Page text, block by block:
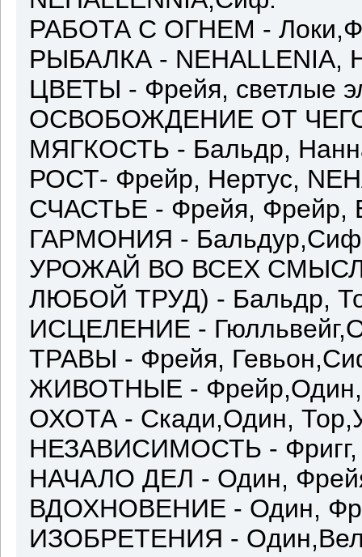
РАБОТА С ОГНЕМ -
РЫБАЛКА - NEHALLENIA,
ЦВЕТЫ - Фрейя, светлые
ОСВОБОЖДЕНИЕ ОТ
МЯГКОСТЬ - Бальдр,
РОСТ- Фрейр, Нертус,
СЧАСТЬЕ - Фрейя, Фрейр,
ГАРМОНИЯ -
УРОЖАЙ ВО ВСЕХ
ЛЮБОЙ ТРУД) - Бальдр,
ИСЦЕЛЕНИЕ -
ТРАВЫ - Фрейя,
ЖИВОТНЫЕ - Фрейр,Один,
ОХОТА - Скади,Один,
НЕЗАВИСИМОСТЬ - Фригг,
НАЧАЛО ДЕЛ - Один,
ВДОХНОВЕНИЕ - Один,
ИЗОБРЕТЕНИЯ -